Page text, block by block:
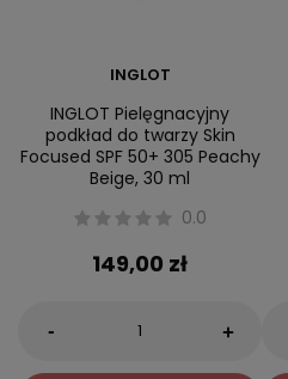
INGLOT
INGLOT Pielęgnacyjny
podkład do twarzy Skin
Focused SPF 50+ 305 Peachy
Beige, 30 ml
0.0
149,00 zł
- +